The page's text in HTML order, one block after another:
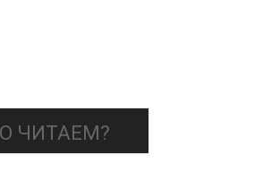
ЧИТАЕМ?